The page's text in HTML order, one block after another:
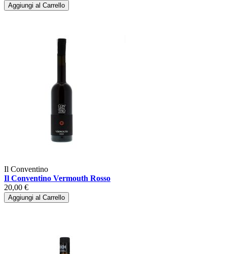
Aggiungi al Carrello
Il Conventino
Il Conventino Vermouth Rosso
20,00 €
Aggiungi al Carrello